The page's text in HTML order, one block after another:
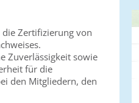
die Zertifizierung von
Zuverlässigkeit sowie
für die
den Mitgliedern, den